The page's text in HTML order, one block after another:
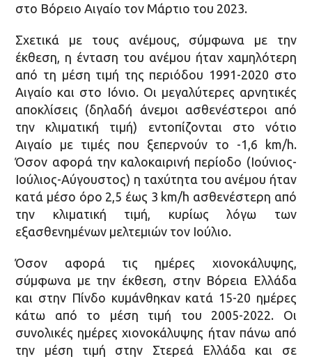
στο Βόρειο Αιγαίο τον Μάρτιο του 2023.
Σχετικά με τους ανέμους, σύμφωνα με την
έκθεση, η ένταση του ανέμου ήταν χαμηλότερη
από τη μέση τιμή της περιόδου 1991-2020 στο
Αιγαίο και στο Ιόνιο. Οι μεγαλύτερες αρνητικές
αποκλίσεις (δηλαδή άνεμοι ασθενέστεροι από
την κλιματική τιμή) εντοπίζονται στο νότιο
Αιγαίο με τιμές που ξεπερνούν το -1,6 km/h.
Όσον αφορά την καλοκαιρινή περίοδο (Ιούνιος-
Ιούλιος-Αύγουστος) η ταχύτητα του ανέμου ήταν
κατά μέσο όρο 2,5 έως 3 km/h ασθενέστερη από
την κλιματική τιμή, κυρίως λόγω των
εξασθενημένων μελτεμιών τον Ιούλιο.
Όσον αφορά τις ημέρες χιονοκάλυψης,
σύμφωνα με την έκθεση, στην Βόρεια Ελλάδα
και στην Πίνδο κυμάνθηκαν κατά 15-20 ημέρες
κάτω από το μέση τιμή του 2005-2022. Οι
συνολικές ημέρες χιονοκάλυψης ήταν πάνω από
την μέση τιμή στην Στερεά Ελλάδα και σε